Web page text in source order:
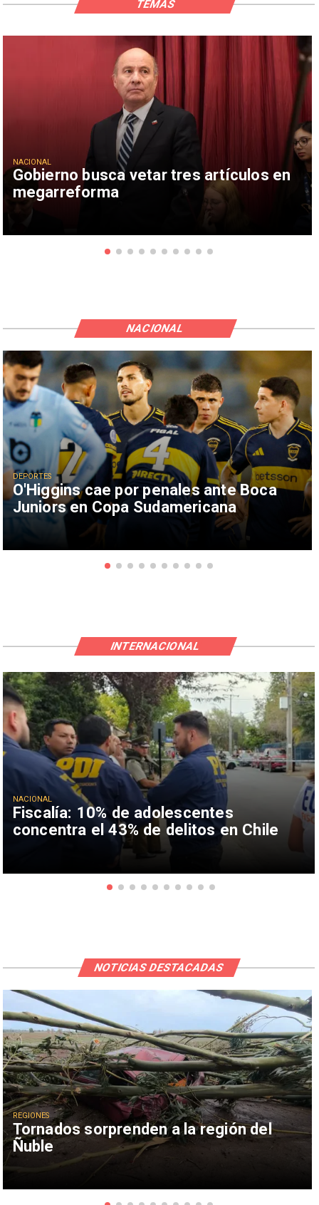
Gobierno busca vetar tres artículos en
megarreforma
NACIONAL
TEMAS
O'Higgins cae por penales ante Boca
Juniors en Copa Sudamericana
DEPORTES
NACIONAL
Fiscalía: 10% de adolescentes
concentra el 43% de delitos en Chile
NACIONAL
INTERNACIONAL
Tornados sorprenden a la región del
Ñuble
REGIONES
NOTICIAS DESTACADAS